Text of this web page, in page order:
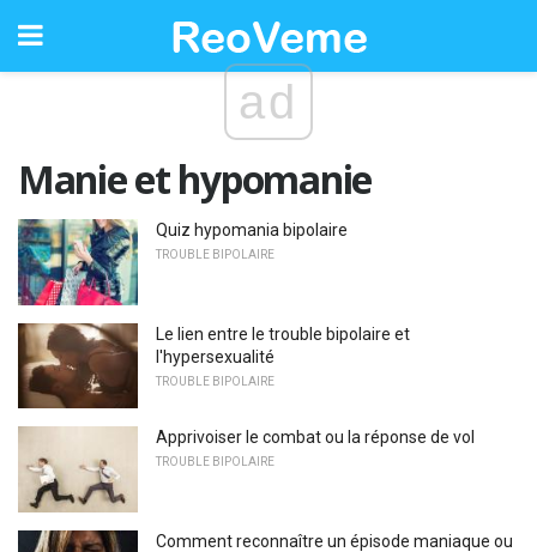
ad
Manie et hypomanie
Quiz hypomania bipolaire
TROUBLE BIPOLAIRE
Le lien entre le trouble bipolaire et
l'hypersexualité
TROUBLE BIPOLAIRE
Apprivoiser le combat ou la réponse de vol
TROUBLE BIPOLAIRE
Comment reconnaître un épisode maniaque ou